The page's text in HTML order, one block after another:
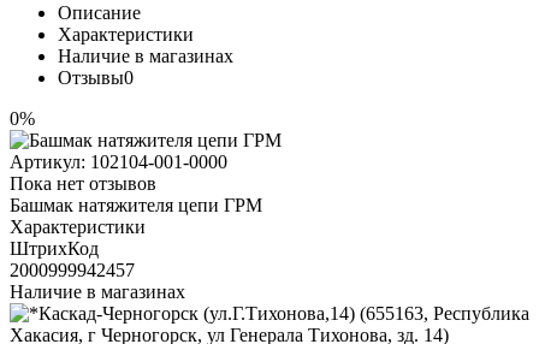
Описание
Характеристики
Наличие в магазинах
Отзывы0
0%
Артикул: 102104-001-0000
Пока нет отзывов
Башмак натяжителя цепи ГРМ
Характеристики
ШтрихКод
2000999942457
Наличие в магазинах